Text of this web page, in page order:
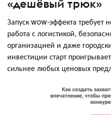
«дешёвый трюк»
Запуск wow-эффекта требует
работа с логистикой,
организацией и даже
инвестиции старт
сильнее любых ценовых